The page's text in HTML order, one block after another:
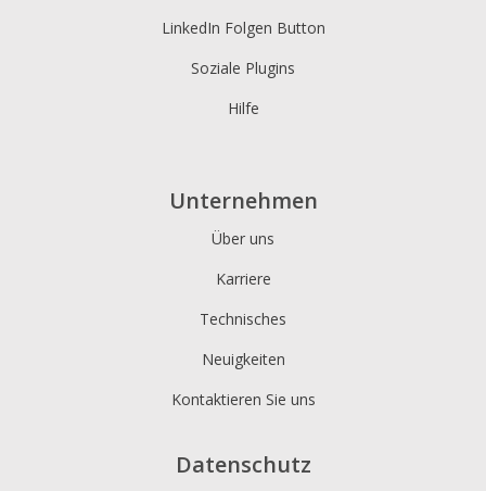
LinkedIn Folgen Button
Soziale Plugins
Hilfe
Unternehmen
Über uns
Karriere
Technisches
Neuigkeiten
Kontaktieren Sie uns
Datenschutz